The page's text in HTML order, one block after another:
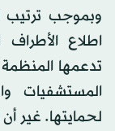
وبموجب ترتيب
اطلاع
تدعمها المنظمة
المستشفيات
لحمايتها. غير